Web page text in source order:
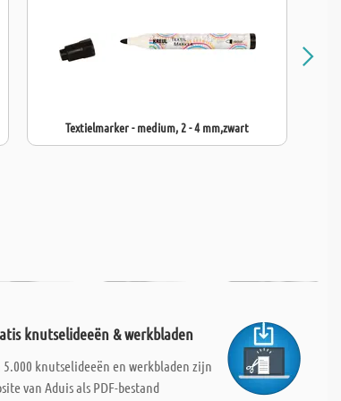
Textielmarker - medium, 2 - 4 mm,zwart
knutselideeën & werkbladen
5.000 knutselideeën en werkbladen zijn
van Aduis als PDF-bestand